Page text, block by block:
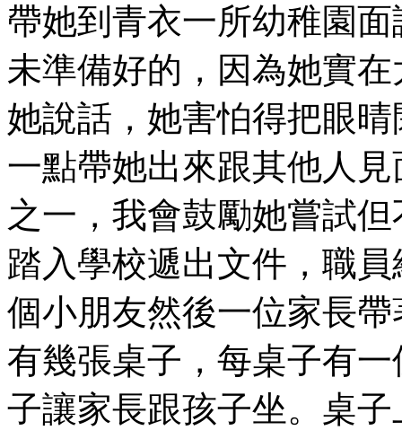
帶她到青衣一所幼稚園
未準備好的，因為她實
她說話，她害怕得把眼
一點帶她出來跟其他人
之一，我會鼓勵她嘗試
踏入學校遞出文件，職
個小朋友然後一位家長
有幾張桌子，每桌子有
子讓家長跟孩子坐。桌